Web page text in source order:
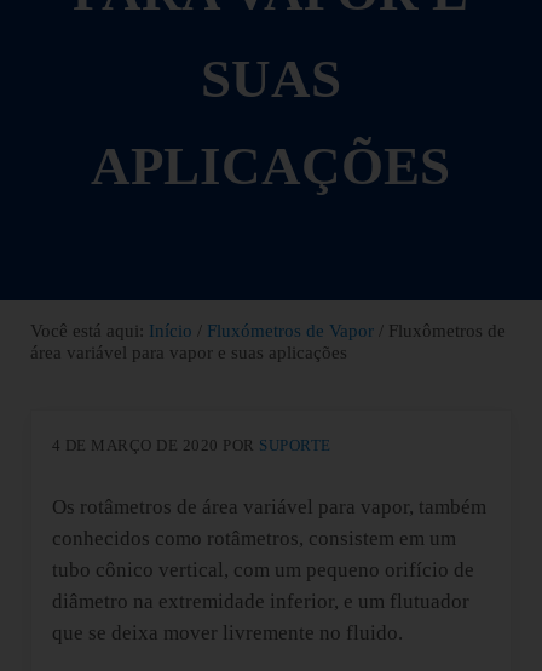
SUAS
APLICAÇÕES
Você está aqui: Início / Fluxómetros de Vapor / Fluxômetros de
área variável para vapor e suas aplicações
4 DE MARÇO DE 2020 POR SUPORTE
Os rotâmetros de área variável para vapor, também
conhecidos como rotâmetros, consistem em um
tubo cônico vertical, com um pequeno orifício de
diâmetro na extremidade inferior, e um flutuador
que se deixa mover livremente no fluido.